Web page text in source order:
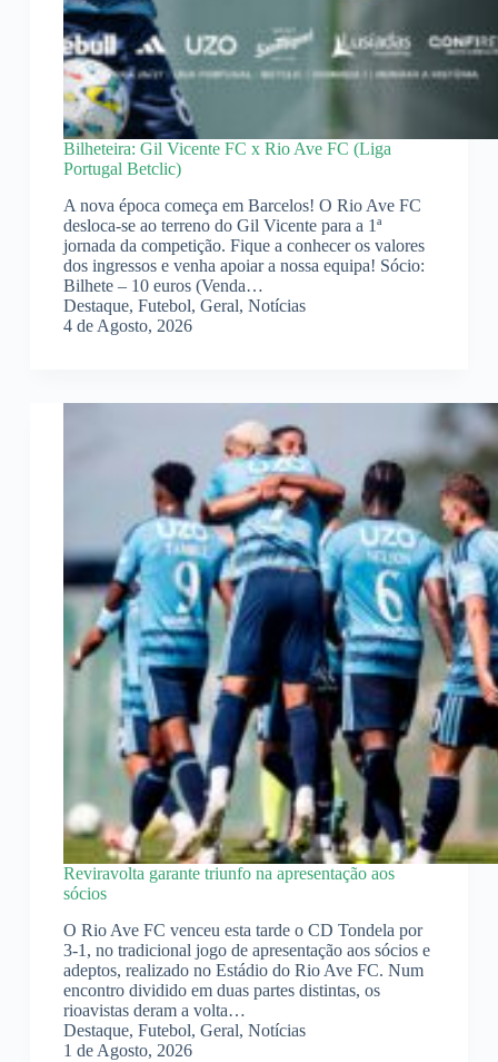
Bilheteira: Gil Vicente FC x Rio Ave FC (Liga
Portugal Betclic)
A nova época começa em Barcelos! O Rio Ave FC
desloca-se ao terreno do Gil Vicente para a 1ª
jornada da competição. Fique a conhecer os valores
dos ingressos e venha apoiar a nossa equipa! Sócio:
Bilhete – 10 euros (Venda…
Destaque, Futebol, Geral, Notícias
4 de Agosto, 2026
Reviravolta garante triunfo na apresentação aos
sócios
O Rio Ave FC venceu esta tarde o CD Tondela por
3-1, no tradicional jogo de apresentação aos sócios e
adeptos, realizado no Estádio do Rio Ave FC. Num
encontro dividido em duas partes distintas, os
rioavistas deram a volta…
Destaque, Futebol, Geral, Notícias
1 de Agosto, 2026